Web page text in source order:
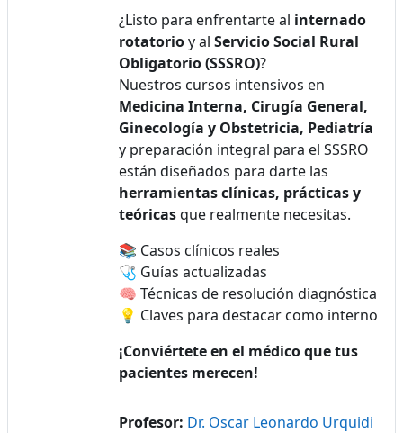
¿Listo para enfrentarte al internado
rotatorioy al Servicio Social Rural
Obligatorio (SSSRO)?
Nuestros cursos intensivos en
Medicina Interna, Cirugía General,
Ginecología y Obstetricia, Pediatría
y preparación integral para el SSSRO
están diseñados para darte las
herramientas clínicas, prácticas y
teóricasque realmente necesitas.
📚 Casos clínicos reales
🩺 Guías actualizadas
🧠 Técnicas de resolución diagnóstica
💡 Claves para destacar como interno
¡Conviértete en el médico que tus
pacientes merecen!
Profesor: Dr. Oscar Leonardo Urquidi